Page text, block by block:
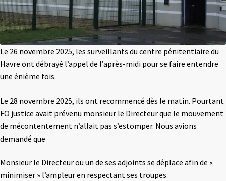
Le 26 novembre 2025, les surveillants du centre pénitentiaire du
Havre ont débrayé l’appel de l’après-midi pour se faire entendre
une énième fois.
Le 28 novembre 2025, ils ont recommencé dès le matin. Pourtant
FO justice avait prévenu monsieur le Directeur que le mouvement
de mécontentement n’allait pas s’estomper. Nous avions
demandé que
Monsieur le Directeur ou un de ses adjoints se déplace afin de «
minimiser » l’ampleur en respectant ses troupes.